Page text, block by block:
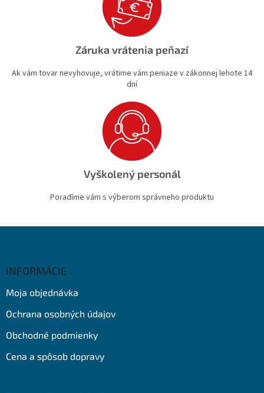
Záruka vrátenia peňazí
Ak vám tovar nevyhovuje, vrátime vám peniaze v zákonnej lehote 14
dní
Vyškolený personál
Poradíme vám s výberom správneho produktu
INFORMÁCIE
Moja objednávka
Ochrana osobných údajov
Obchodné podmienky
Cena a spôsob dopravy